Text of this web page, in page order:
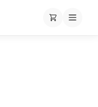
Корзина
Cart Mobile